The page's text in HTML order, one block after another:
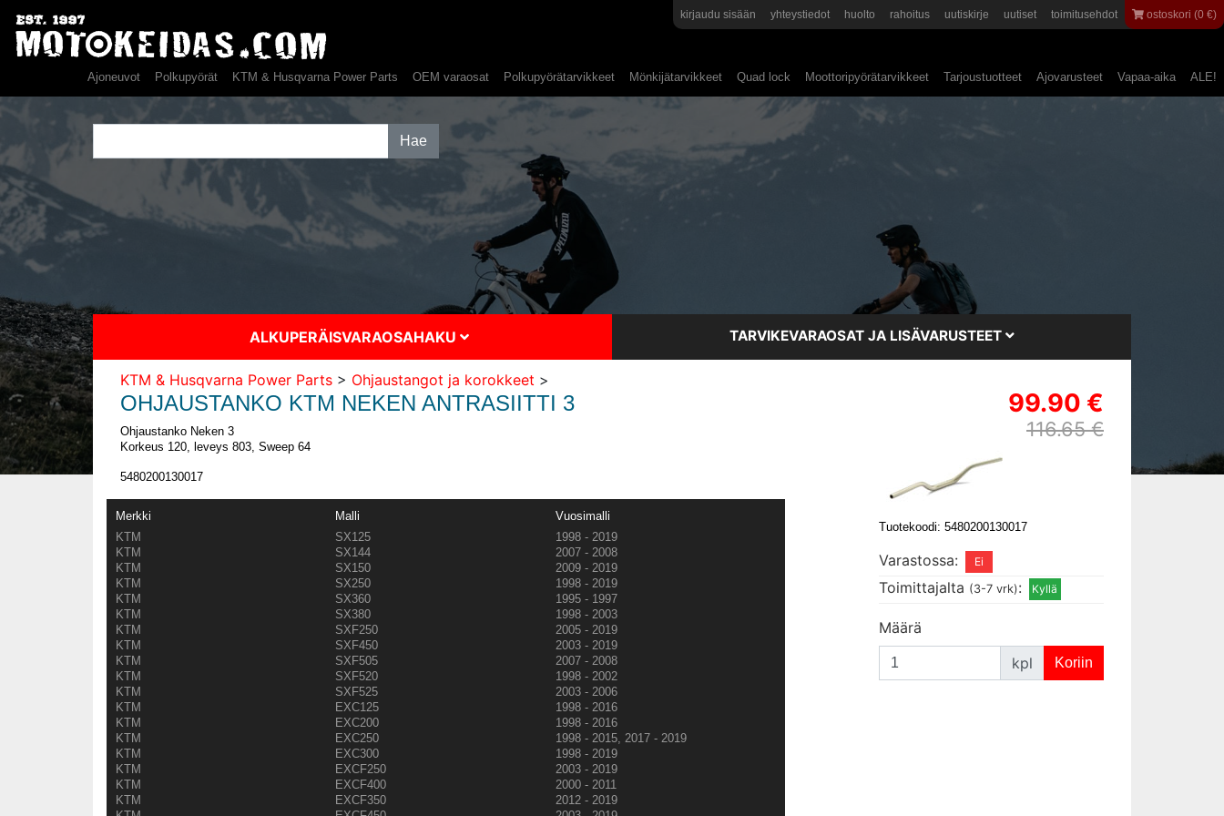
kirjaudu sisään yhteystiedot huolto rahoitus uutiskirje uutiset toimitusehdot ostoskori (0 €)
Ajoneuvot Polkupyörät KTM & Husqvarna Power Parts OEM varaosat Polkupyörätarvikkeet Mönkijätarvikkeet Quad lock Moottoripyörätarvikkeet Tarjoustuotteet Ajovarusteet Vapaa-aika ALE!
ALKUPERÄISVARAOSAHAKU TARVIKEVARAOSAT JA LISÄVARUSTEET
KTM & Husqvarna Power Parts > Ohjaustangot ja korokkeet >
OHJAUSTANKO KTM NEKEN ANTRASIITTI 3
Ohjaustanko Neken 3
Korkeus 120, leveys 803, Sweep 64
5480200130017
Merkki Malli
Vuosimalli
KTM
SX125
1998 - 2019
KTM
SX144
2007 - 2008
KTM
SX150
2009 - 2019
KTM
SX250
1998 - 2019
KTM
SX360
1995 - 1997
KTM
SX380
1998 - 2003
KTM
SXF250
2005 - 2019
KTM
SXF450
2003 - 2019
KTM
SXF505
2007 - 2008
KTM
SXF520
1998 - 2002
KTM
SXF525
2003 - 2006
KTM
EXC125
1998 - 2016
KTM
EXC200
1998 - 2016
KTM
EXC250
1998 - 2015, 2017 - 2019
KTM
EXC300
1998 - 2019
KTM
EXCF250
2003 - 2019
KTM
EXCF400
2000 - 2011
KTM
EXCF350
2012 - 2019
99.90 €
116.65 €
Tuotekoodi: 5480200130017
Varastossa:
Toimittajalta (3-7 vrk):
Määrä
kpl